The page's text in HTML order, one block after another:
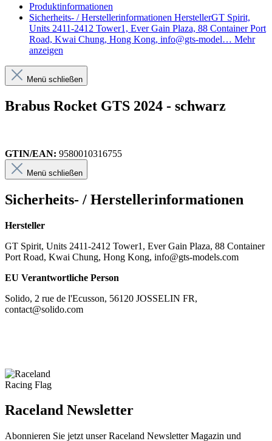
Produktinformationen
Sicherheits- / Herstellerinformationen HerstellerGT Spirit,
Units 2411-2412 Tower1, Ever Gain Plaza, 88 Container Port
Road, Kwai Chung, Hong Kong, info@gts-model… Mehr
anzeigen
Menü schließen
Brabus Rocket GTS 2024 - schwarz
GTIN/EAN: 9580010316755
Menü schließen
Sicherheits- / Herstellerinformationen
Hersteller
GT Spirit, Units 2411-2412 Tower1, Ever Gain Plaza, 88 Container
Port Road, Kwai Chung, Hong Kong, info@gts-models.com
EU Verantwortliche Person
Solido, 2 rue de l'Ecusson, 56120 JOSSELIN FR,
contact@solido.com
Raceland Newsletter
Abonnieren Sie jetzt unser Raceland Newsletter Magazin und